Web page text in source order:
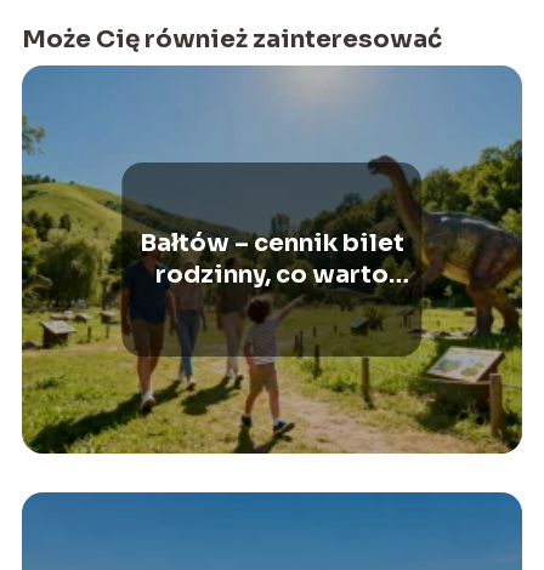
Może Cię również zainteresować
Bałtów – cennik bilet
rodzinny, co warto
wiedzieć?